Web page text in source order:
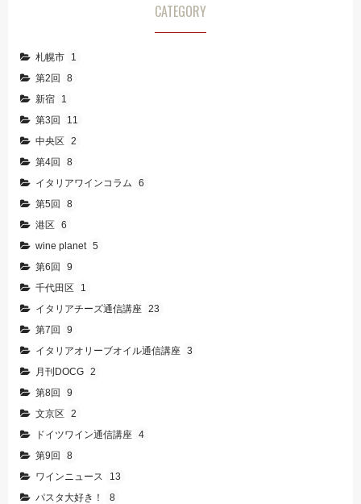
CATEGORY
札幌市
1
第2回
8
新宿
1
第3回
11
中央区 2
第4回
8
イタリアワインコラム
6
第5回
8
港区 6
wine planet 5
第6回
9
千代田区
1
イタリアチーズ通信講座 23
第7回
9
イタリアオリーブオイル通信講座 3
月刊DOCG 2
第8回
9
文京区 2
ドイツワイン通信講座 4
第9回
8
ワインニュース
13
パスタ大好き！
8